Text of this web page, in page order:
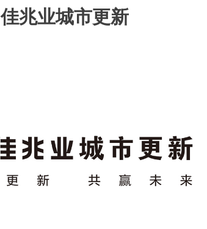
佳兆业城市更新